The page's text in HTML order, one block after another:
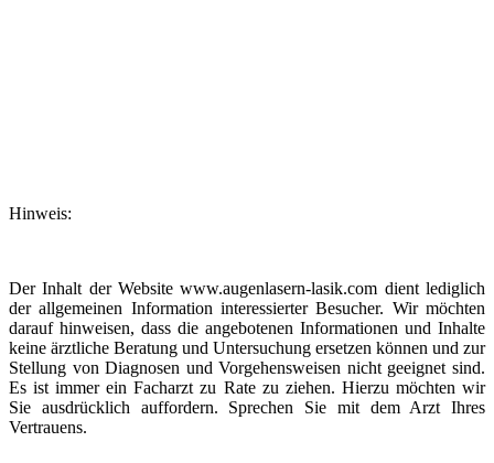
Hinweis:
Der Inhalt der Website www.augenlasern-lasik.com dient lediglich
der allgemeinen Information interessierter Besucher. Wir möchten
darauf hinweisen, dass die angebotenen Informationen und Inhalte
keine ärztliche Beratung und Untersuchung ersetzen können und zur
Stellung von Diagnosen und Vorgehensweisen nicht geeignet sind.
Es ist immer ein Facharzt zu Rate zu ziehen. Hierzu möchten wir
Sie ausdrücklich auffordern. Sprechen Sie mit dem Arzt Ihres
Vertrauens.